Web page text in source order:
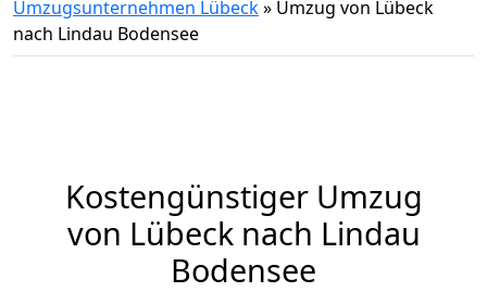
Umzugsunternehmen Lübeck» Umzug von Lübeck
nach Lindau Bodensee
Kostengünstiger Umzug
von Lübeck nach Lindau
Bodensee